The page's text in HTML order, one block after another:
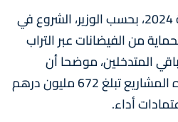
ومن المقرر أيضا خلال سنة 2024، بحسب الوزير، الشروع في
من الفيضانات عبر التراب
المتدخلين، موضحا أن
الاعتمادات المرصودة لهذه المشاريع تبلغ 672 مليون درهم